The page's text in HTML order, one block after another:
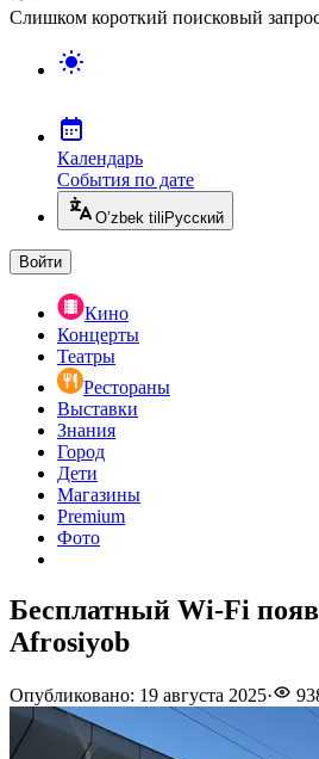
Слишком короткий поисковый
Календарь
События по дате
O’zbek tili Русский
Войти
Кино
Концерты
Театры
Рестораны
Выставки
Знания
Город
Дети
Магазины
Premium
Фото
Бесплатный Wi-Fi
Afrosiyob
Опубликовано: 19 августа 2025·